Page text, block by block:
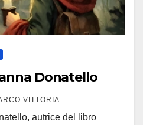
Donatello
VITTORIA
autrice del libro